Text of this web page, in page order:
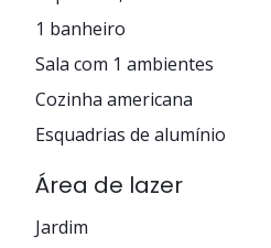
1 banheiro
Sala com 1 ambientes
Cozinha americana
Esquadrias de alumínio
Área de lazer
Jardim